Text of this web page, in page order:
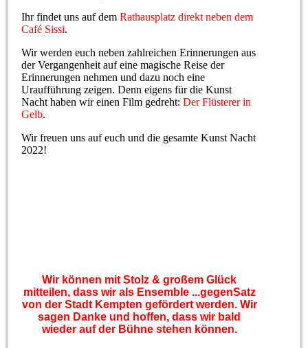
Ihr findet uns auf demRathausplatz direkt neben dem
Café Sissi.
Wir werden euch neben zahlreichen Erinnerungen aus
der Vergangenheit auf eine magische Reise der
Erinnerungen nehmen und dazu noch eine
Uraufführung zeigen. Denn eigens für die Kunst
Nacht haben wir einen Film gedreht:Der Flüsterer in
Gelb.
Wir freuen uns auf euch und die gesamte Kunst Nacht
2022!
Wir können mit Stolz & großem Glück
mitteilen, dass wir als Ensemble ...gegenSatz
von der Stadt Kempten gefördert werden. Wir
sagen Danke und hoffen, dass wir bald
wieder auf der Bühne stehen können.